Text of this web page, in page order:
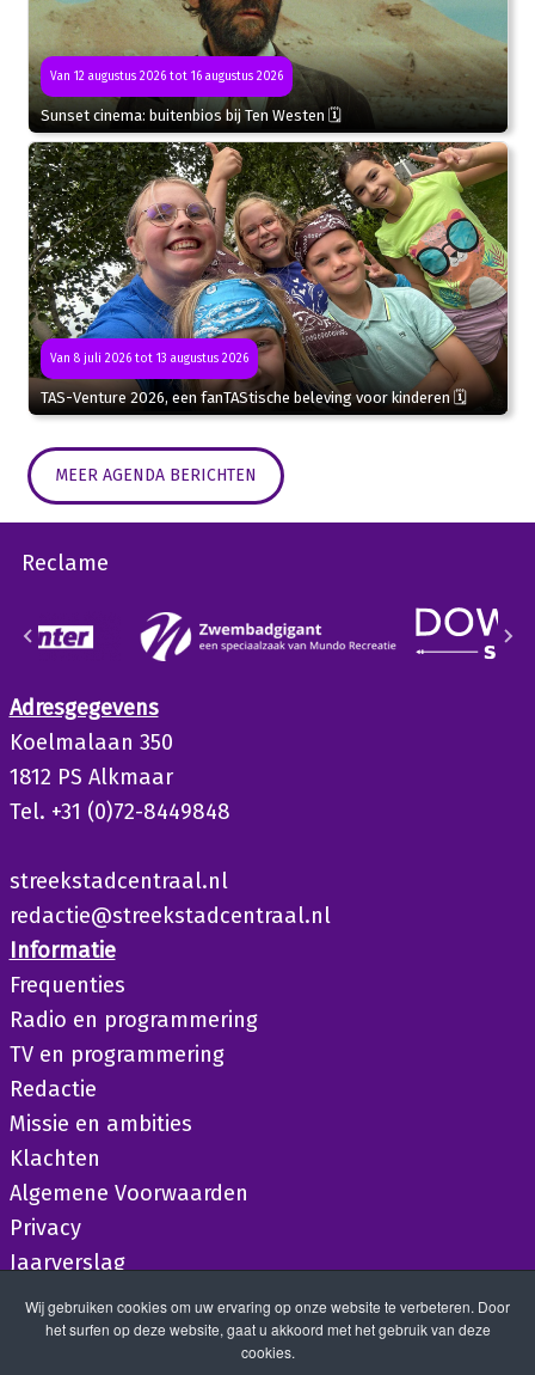
Van 12 augustus 2026 tot 16 augustus 2026
Sunset cinema: buitenbios bij Ten Westen 🗓
Van 8 juli 2026 tot 13 augustus 2026
TAS-Venture 2026, een fanTAStische beleving voor kinderen 🗓
MEER AGENDA BERICHTEN
Reclame
Adresgegevens
Koelmalaan 350
1812 PS Alkmaar
Tel. +31 (0)72-8449848
streekstadcentraal.nl
redactie@streekstadcentraal.nl
Informatie
Frequenties
Radio en programmering
TV en programmering
Redactie
Missie en ambities
Klachten
Algemene Voorwaarden
Privacy
Jaarverslag
Wij gebruiken cookies om uw ervaring op onze website te verbeteren. Door
het surfen op deze website, gaat u akkoord met het gebruik van deze
cookies.